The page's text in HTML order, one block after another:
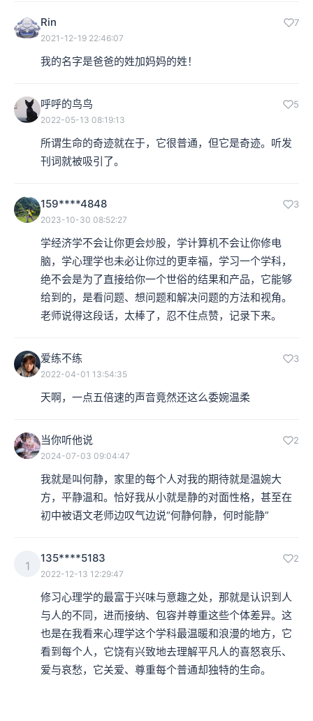
Rin 7
2021-12-19 22:46:07
我的名字是爸爸的姓加妈妈的姓！
呼呼的鸟鸟 5
2022-05-13 08:19:13
所谓生命的奇迹就在于，它很普通，但它是奇迹。听发
刊词就被吸引了。
159****4848 3
2023-10-30 08:52:27
学经济学不会让你更会炒股，学计算机不会让你修电
脑，学心理学也未必让你过的更幸福，学习一个学科，
绝不会是为了直接给你一个世俗的结果和产品，它能够
给到的，是看问题、想问题和解决问题的方法和视角。
老师说得这段话，太棒了，忍不住点赞，记录下来。
爱练不练 3
2022-04-01 13:54:35
天啊，一点五倍速的声音竟然还这么委婉温柔
当你听他说 2
2024-07-03 09:04:47
我就是叫何静，家里的每个人对我的期待就是温婉大
方，平静温和。恰好我从小就是静的对面性格，甚至在
初中被语文老师边叹气边说“何静何静，何时能静”
1
135****5183 2
2022-12-13 12:29:47
修习心理学的最富于兴味与意趣之处，那就是认识到人
与人的不同，进而接纳、包容并尊重这些个体差异。这
也是在我看来心理学这个学科最温暖和浪漫的地方，它
看到每个人，它饶有兴致地去理解平凡人的喜怒哀乐、
爱与哀愁，它关爱、尊重每个普通却独特的生命。